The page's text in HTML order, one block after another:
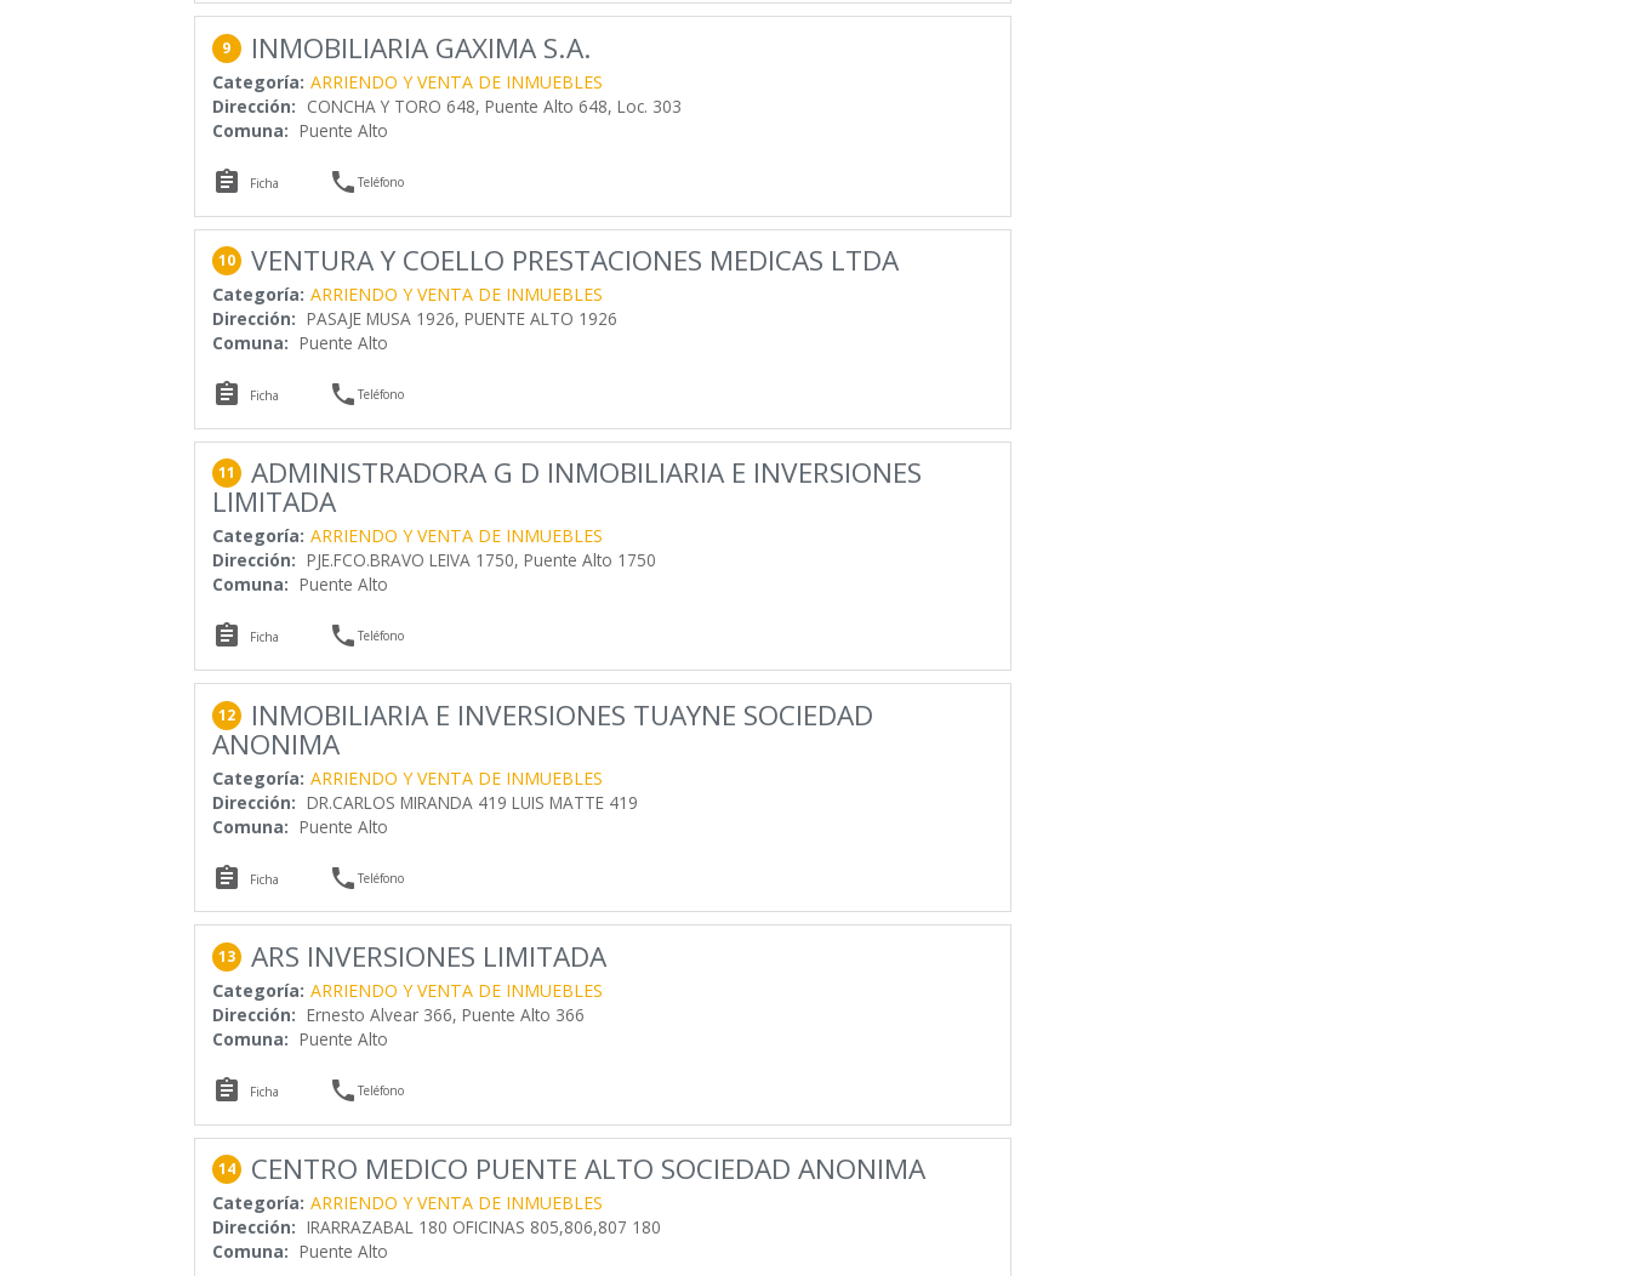
9 INMOBILIARIA GAXIMA S.A.
Categoría: ARRIENDO Y VENTA DE INMUEBLES
Dirección: CONCHA Y TORO 648, Puente Alto 648, Loc. 303
Comuna: Puente Alto
 Ficha Teléfono
10 VENTURA Y COELLO PRESTACIONES MEDICAS LTDA
Categoría: ARRIENDO Y VENTA DE INMUEBLES
Dirección: PASAJE MUSA 1926, PUENTE ALTO 1926
Comuna: Puente Alto
 Ficha Teléfono
11 ADMINISTRADORA G D INMOBILIARIA E INVERSIONES
LIMITADA
Categoría: ARRIENDO Y VENTA DE INMUEBLES
Dirección: PJE.FCO.BRAVO LEIVA 1750, Puente Alto 1750
Comuna: Puente Alto
 Ficha Teléfono
12 INMOBILIARIA E INVERSIONES TUAYNE SOCIEDAD
ANONIMA
Categoría: ARRIENDO Y VENTA DE INMUEBLES
Dirección: DR.CARLOS MIRANDA 419 LUIS MATTE 419
Comuna: Puente Alto
 Ficha Teléfono
13 ARS INVERSIONES LIMITADA
Categoría: ARRIENDO Y VENTA DE INMUEBLES
Dirección: Ernesto Alvear 366, Puente Alto 366
Comuna: Puente Alto
 Ficha Teléfono
14 CENTRO MEDICO PUENTE ALTO SOCIEDAD ANONIMA
Categoría: ARRIENDO Y VENTA DE INMUEBLES
Dirección: IRARRAZABAL 180 OFICINAS 805,806,807 180
Comuna: Puente Alto